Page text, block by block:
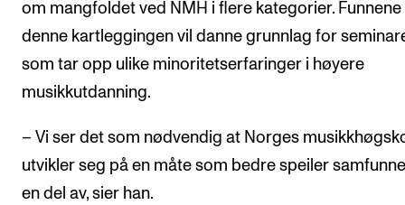
om mangfoldet ved NMH i flere kategorier.
denne kartleggingen vil danne grunnlag for
som tar opp ulike minoritetserfaringer i høyere
musikkutdanning.
– Vi ser det som nødvendig at Norges
utvikler seg på en måte som bedre speiler
en del av, sier han.